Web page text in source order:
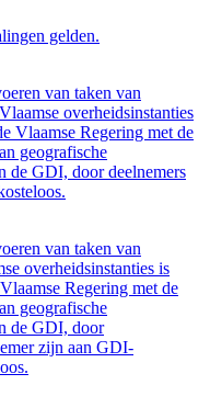
gelden.
van taken van
overheidsinstanties
Vlaamse Regering met de
geografische
de GDI, door deelnemers
van taken van
overheidsinstanties is
Regering met de
geografische
de GDI, door
zijn aan GDI-